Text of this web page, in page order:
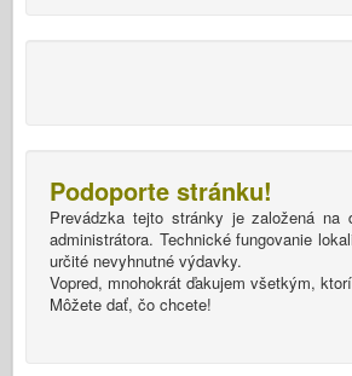
Podoporte stránku!
Prevádzka tejto stránky je založená na
administrátora. Technické fungovanie
určité nevyhnutné výdavky.
Vopred, mnohokrát ďakujem všetkým,
Môžete dať, čo chcete!